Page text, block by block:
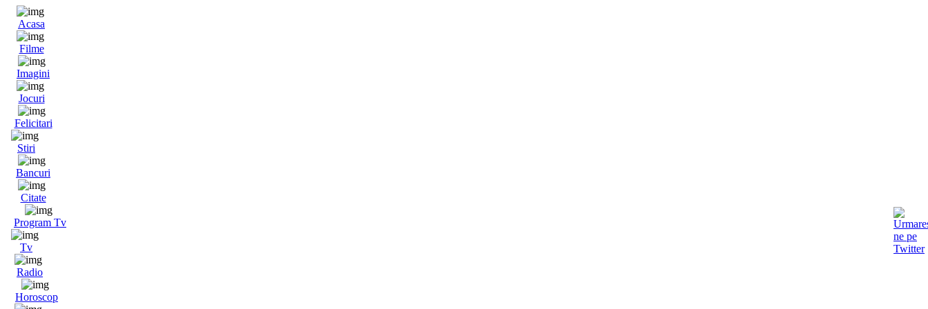
Acasa
Filme
Imagini
Jocuri
Felicitari
Stiri
Bancuri
Citate
Program Tv
Tv
Radio
Horoscop